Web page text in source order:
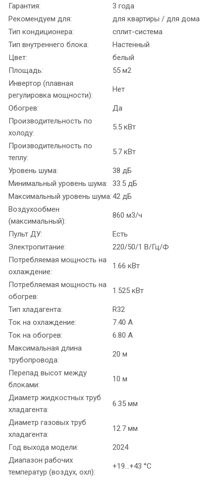
Гарантия:
3 года
Рекомендуем для:
для квартиры / для дома
Тип кондиционера:
сплит-система
Тип внутреннего блока:
Настенный
Цвет:
белый
Площадь:
55 м2
Инвертор (плавная
регулировка мощности):
Нет
Обогрев:
Да
Производительность по
холоду:
5.5 кВт
Производительность по
теплу:
5.7 кВт
Уровень шума:
38 дБ
Минимальный уровень шума:
33.5 дБ
Максимальный уровень шума:42 дБ
Воздухообмен
(максимальный):
860 м3/ч
Пульт ДУ:
Есть
Электропитание:
220/50/1 В/Гц/Ф
Потребляемая мощность на
охлаждение:
1.66 кВт
Потребляемая мощность на
обогрев:
1.525 кВт
Тип хладагента:
R32
Ток на охлаждение:
7.40 А
Ток на обогрев:
6.80 А
Максимальная длина
трубопровода:
20 м
Перепад высот между
блоками:
10 м
Диаметр жидкостных труб
хладагента:
6.35 мм
Диаметр газовых труб
хладагента:
12.7 мм
Год выхода модели:
2024
Диапазон рабочих
температур (воздух, охл):
+19...+43 °C